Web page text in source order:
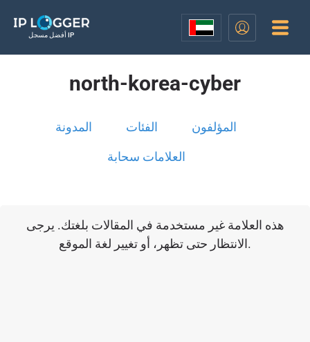
أفضل مسجل IP
north-korea-cyber
المدونة الفئات المؤلفون
العلامات سحابة